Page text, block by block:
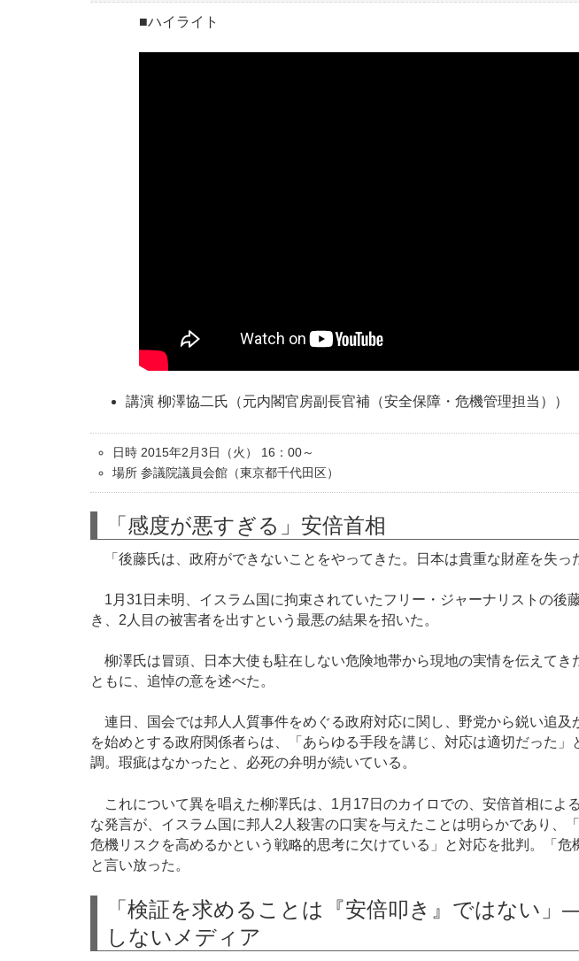
■ハイライト
講演 柳澤協二氏（元内閣官房副長官補（安全保障・危機管理担当））
日時 2015年2月3日（火） 16：00～
場所 参議院議員会館（東京都千代田区）
「感度が悪すぎる」安倍首相
「後藤氏は、政府ができないことをやってきた。日本は貴重な財産を失っ
1月31日未明、イスラム国に拘束されていたフリー・ジャーナリストの後
き、2人目の被害者を出すという最悪の結果を招いた。
柳澤氏は冒頭、日本大使も駐在しない危険地帯から現地の実情を伝えてき
ともに、追悼の意を述べた。
連日、国会では邦人人質事件をめぐる政府対応に関し、野党から鋭い追及
を始めとする政府関係者らは、「あらゆる手段を講じ、対応は適切だった」
調。瑕疵はなかったと、必死の弁明が続いている。
これについて異を唱えた柳澤氏は、1月17日のカイロでの、安倍首相によ
な発言が、イスラム国に邦人2人殺害の口実を与えたことは明らかであり、
危機リスクを高めるかという戦略的思考に欠けている」と対応を批判。「危
と言い放った。
「検証を求めることは『安倍叩き』ではない
しないメディア